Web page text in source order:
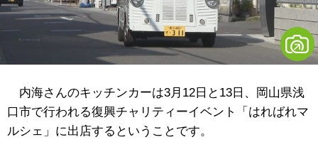
内海さんのキッチンカーは3月12日と13日、岡山県浅
口市で行われる復興チャリティーイベント「はればれマ
ルシェ」に出店するということです。